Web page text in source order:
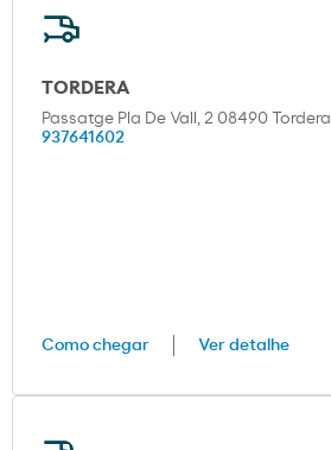
TORDERA
Passatge Pla De Vall, 2 08490 Tordera
937641602
Como chegar Ver detalhe